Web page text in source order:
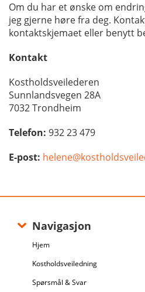
Om du har et ønske om
jeg gjerne høre fra deg.
kontaktskjemaet eller benytt
Kontakt
Kostholdsveilederen
Sunnlandsvegen 28A
7032 Trondheim
Telefon: 932 23 479
E-post:
Navigasjon
Hjem
Kostholdsveiledning
Spørsmål & Svar